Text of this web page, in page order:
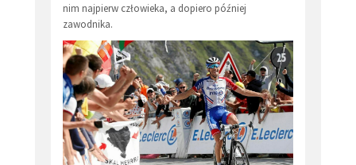
nim najpierw człowieka, a dopiero później
zawodnika.